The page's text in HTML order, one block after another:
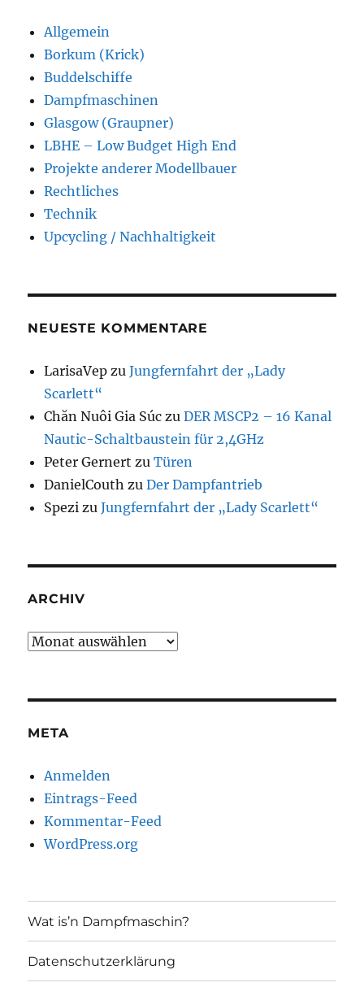
Allgemein
Borkum (Krick)
Buddelschiffe
Dampfmaschinen
Glasgow (Graupner)
LBHE – Low Budget High End
Projekte anderer Modellbauer
Rechtliches
Technik
Upcycling / Nachhaltigkeit
NEUESTE KOMMENTARE
LarisaVep zuJungfernfahrt der „Lady
Scarlett“
Chăn Nuôi Gia Súc zuDER MSCP2 – 16 Kanal
Nautic-Schaltbaustein für 2,4GHz
Peter Gernert zuTüren
DanielCouth zuDer Dampfantrieb
Spezi zuJungfernfahrt der „Lady Scarlett“
ARCHIV
Archiv
META
Anmelden
Eintrags-Feed
Kommentar-Feed
WordPress.org
Wat is’n Dampfmaschin?
Datenschutzerklärung